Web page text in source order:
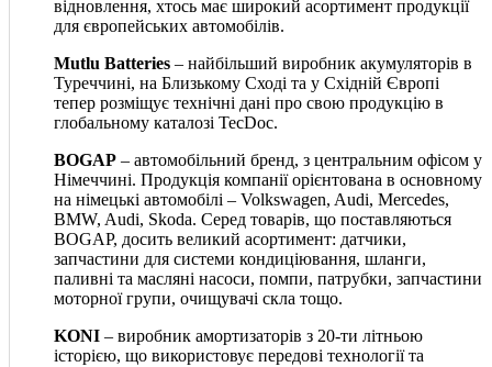
відновлення, хтось має широкий асортимент продукції
для європейських автомобілів.
Mutlu Batteries – найбільший виробник акумуляторів в
Туреччині, на Близькому Сході та у Східній Європі
тепер розміщує технічні дані про свою продукцію в
глобальному каталозі TecDoc.
BOGAP – автомобільний бренд, з центральним офісом у
Німеччині. Продукція компанії орієнтована в основному
на німецькі автомобілі – Volkswagen, Audi, Mercedes,
BMW, Audi, Skoda. Серед товарів, що поставляються
BOGAP, досить великий асортимент: датчики,
запчастини для системи кондиціювання, шланги,
паливні та масляні насоси, помпи, патрубки, запчастини
моторної групи, очищувачі скла тощо.
KONI – виробник амортизаторів з 20-ти літньою
історією, що використовує передові технології та